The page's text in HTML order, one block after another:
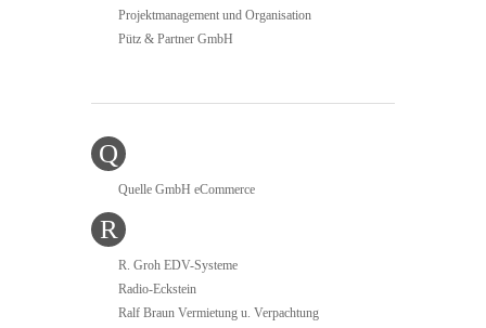
Projektmanagement und Organisation
Pütz & Partner GmbH
Q
Quelle GmbH eCommerce
R
R. Groh EDV-Systeme
Radio-Eckstein
Ralf Braun Vermietung u. Verpachtung